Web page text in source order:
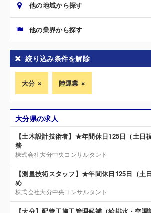
他の地域から探す
他の業界から探す
絞り込み条件を解除
大分 陸運業
大分県の求人
【土木設計技術者】★年間休日125日（土日
務
株式会社大分中央コンサルタント
【測量技術スタッフ】★年間休日125日（土
め
株式会社大分中央コンサルタント
【大分】配管工施工管理候補（給排水・空